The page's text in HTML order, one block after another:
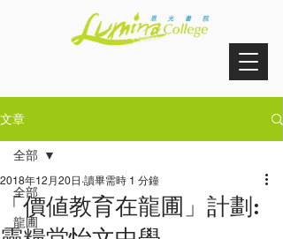
文章
全部
龍圃
全部
「價値教育在龍圃」計劃:
2018年12月20日 讀畢需時 1 分鐘